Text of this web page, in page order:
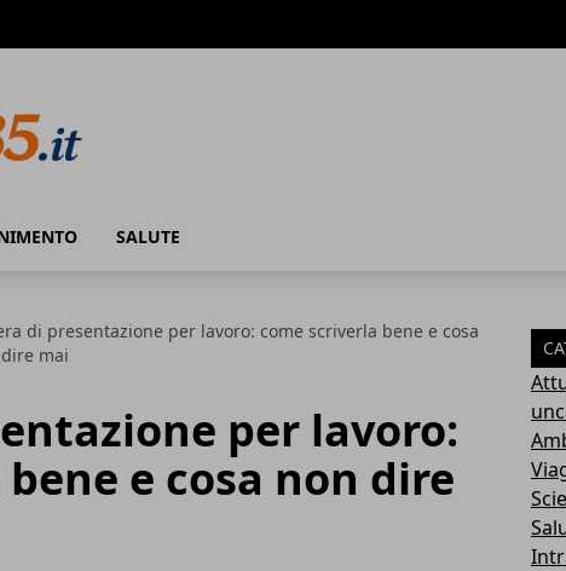
SALUTE
di presentazione per lavoro: come scriverla bene e cosa
mai
per lavoro:
e cosa non dire